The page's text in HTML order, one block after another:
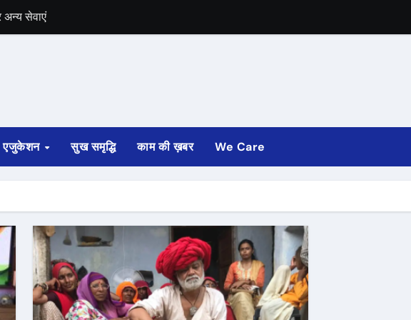
सेवाएं
पटरी से उतरी
साफ
तक होगी
एजुकेशन सुख समृद्धि काम की ख़बर We Care